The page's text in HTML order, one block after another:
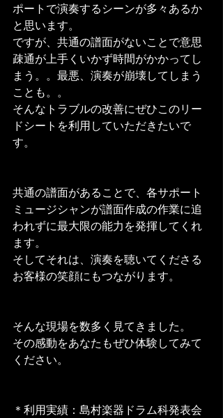
ポートで演奏するシーンが多々あるか
と思います。
ですが、共通の譜面がないことで意思
疎通が上手くいかず時間がかかってし
まう。。最悪、演奏が崩壊してしまう
ことも。。
そんなトラブルの改善にぜひこのリー
ドシートを利用していただきたいで
す。
共通の譜面があることで、各サポート
ミュージシャンが譜面作成の作業に追
われずに最大限の能力を発揮してくれ
ます。
そしてそれは、演奏を聴いてくださる
お客様の笑顔にもつながります。
そんな現場を数多く見てきました。
その感動をあなたもぜひ体験してみて
ください。
＊利用実績：島村楽器ドラム科発表会